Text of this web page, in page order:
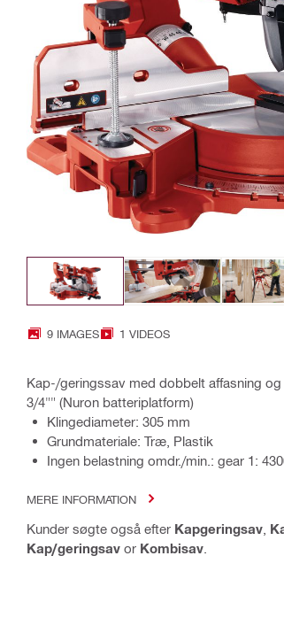
9 IMAGES 1 VIDEOS
Kap-/geringssav med dobbelt affasning
3/4"" (Nuron batteriplatform)
Klingediameter: 305 mm
Grundmateriale: Træ, Plastik
Ingen belastning omdr./min.: gear 1:
MERE INFORMATION
Kunder søgte også efter Kapgeringsav
Kap/geringsav or Kombisav